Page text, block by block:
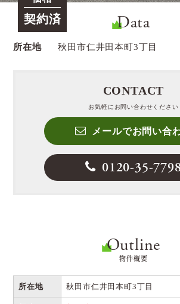
契約済 Data
所在地 秋田市仁井田本町3丁目
CONTACT
お気軽にお問い合わせください
メールでお問い合
0120-35-7798
Outline
物件概要
所在地 秋田市仁井田本町3丁目